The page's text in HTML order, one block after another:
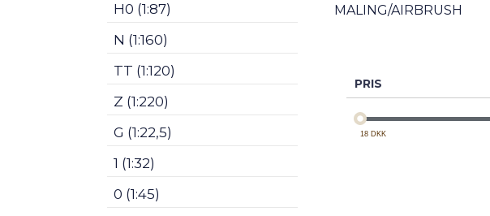
H0 (1:87)
N (1:160)
TT (1:120)
Z (1:220)
G (1:22,5)
1 (1:32)
0 (1:45)
MALING/AIRBRUSH
PRIS
18 DKK